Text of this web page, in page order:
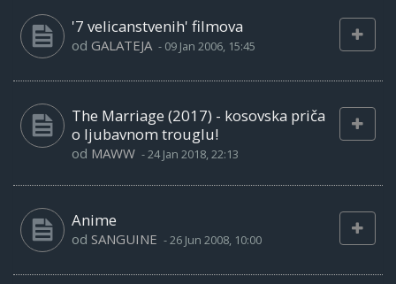
'7 velicanstvenih' filmova
od GALATEJA - 09 Jan 2006, 15:45
The Marriage (2017) - kosovska priča
o ljubavnom trouglu!
od MAWW -24 Jan 2018, 22:13
Anime
od SANGUINE -26 Jun 2008, 10:00